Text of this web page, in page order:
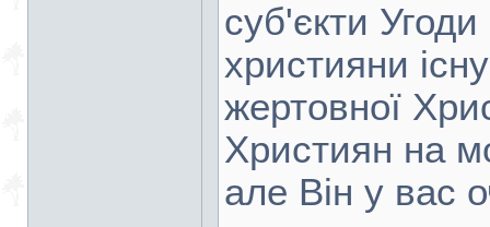
суб'єкти
християни
жертовної
Християн на
але Він у вас